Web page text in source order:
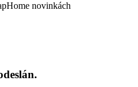
novinkách